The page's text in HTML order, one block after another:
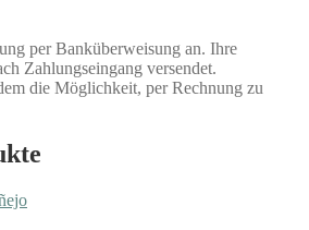
per Banküberweisung an. Ihre
Zahlungseingang versendet.
die Möglichkeit, per Rechnung zu